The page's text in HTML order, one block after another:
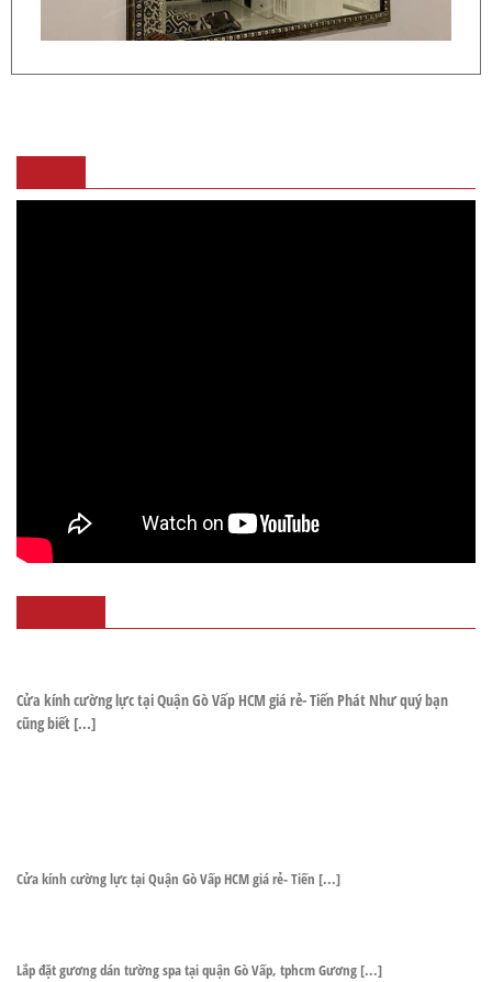
Cửa kính cường lực tại Quận Gò Vấp HCM giá rẻ- Tiến Phát Như quý bạn
cũng biết [...]
Cửa kính cường lực tại Quận Gò Vấp HCM giá rẻ- Tiến [...]
Lắp đặt gương dán tường spa tại quận Gò Vấp, tphcm Gương [...]